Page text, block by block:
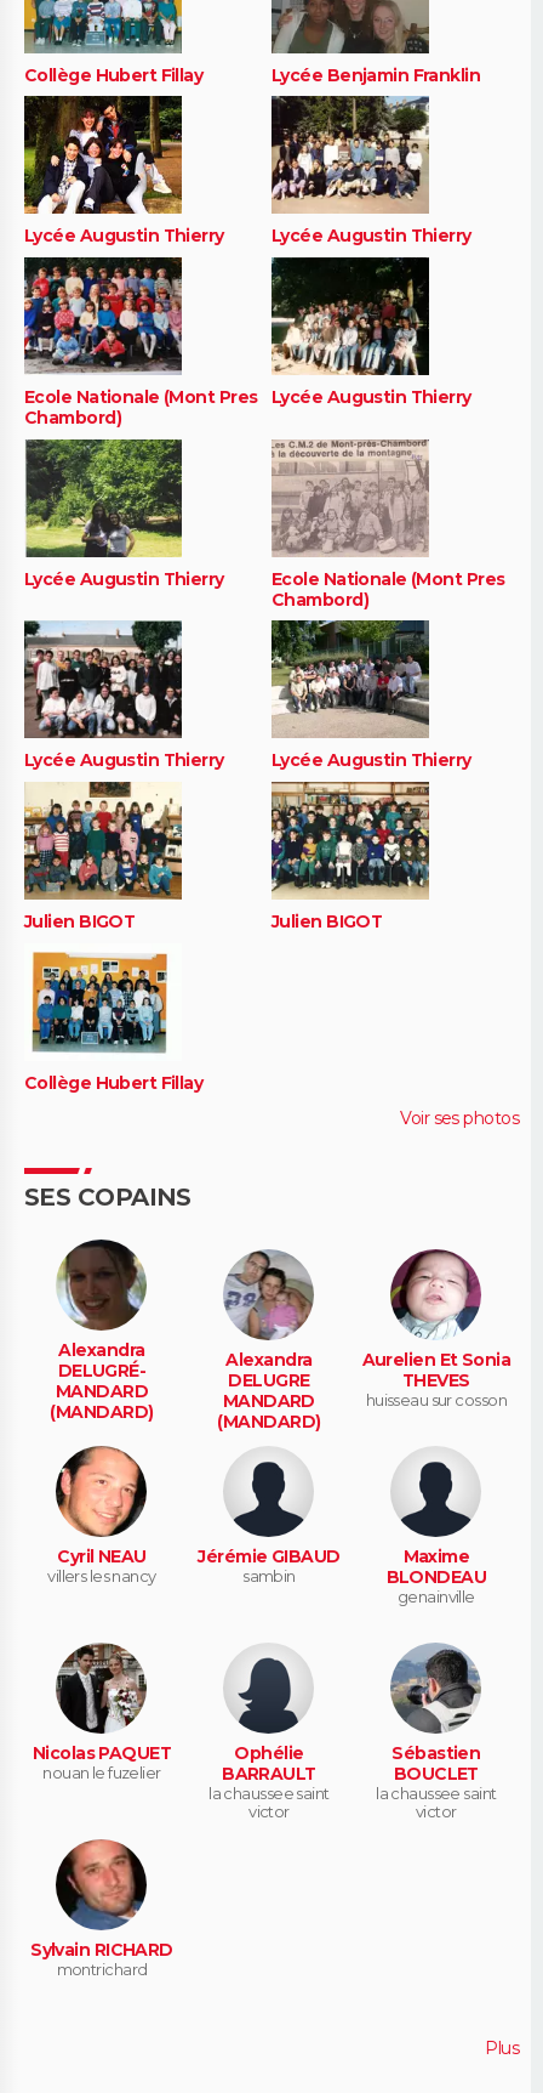
Collège Hubert Fillay Lycée Benjamin Franklin
Lycée Augustin Thierry Lycée Augustin Thierry
Ecole Nationale (Mont Pres
Chambord)
Lycée Augustin Thierry
Lycée Augustin Thierry
Ecole Nationale (Mont Pres
Chambord)
Lycée Augustin Thierry Lycée Augustin Thierry
Julien BIGOT Julien BIGOT
Collège Hubert Fillay
Voir ses photos
SES COPAINS
Alexandra
DELUGRÉ-
MANDARD
(MANDARD)
chambord
Alexandra
DELUGRE
MANDARD
(MANDARD)
mur de sologne
Aurelien Et Sonia
THEVES
huisseau sur cosson
Cyril NEAU
villers les nancy
Jérémie GIBAUD
sambin
Maxime
BLONDEAU
genainville
Nicolas PAQUET
nouan le fuzelier
Ophélie
BARRAULT
la chaussee saint
victor
Sébastien
BOUCLET
la chaussee saint
victor
Sylvain RICHARD
montrichard
Plus